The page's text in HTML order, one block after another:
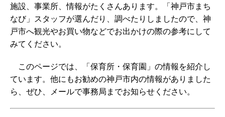
施設、事業所、情報がたくさんあります。「神戸市まち
なび」スタッフが選んだり、調べたりしましたので、神
戸市へ観光やお買い物などでお出かけの際の参考にして
みてください。
このページでは、「保育所・保育園」の情報を紹介し
ています。他にもお勧めの神戸市内の情報がありました
ら、ぜひ、メールで事務局までお知らせください。